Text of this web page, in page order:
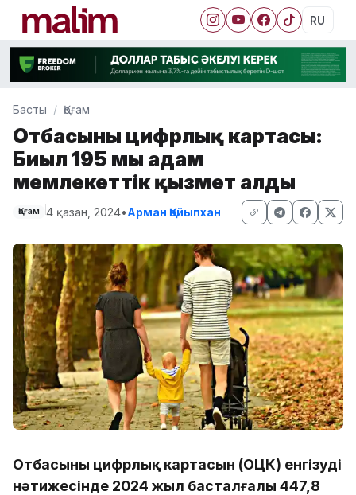
RU
Басты Қоғам
Отбасының цифрлық картасы:
Биыл 195 мың адам
мемлекеттік қызмет алды
Қоғам 4 қазан, 2024•Арман Қайыпхан
Отбасының цифрлық картасын (ОЦК) енгізудің
нәтижесінде 2024 жыл басталғалы 447,8